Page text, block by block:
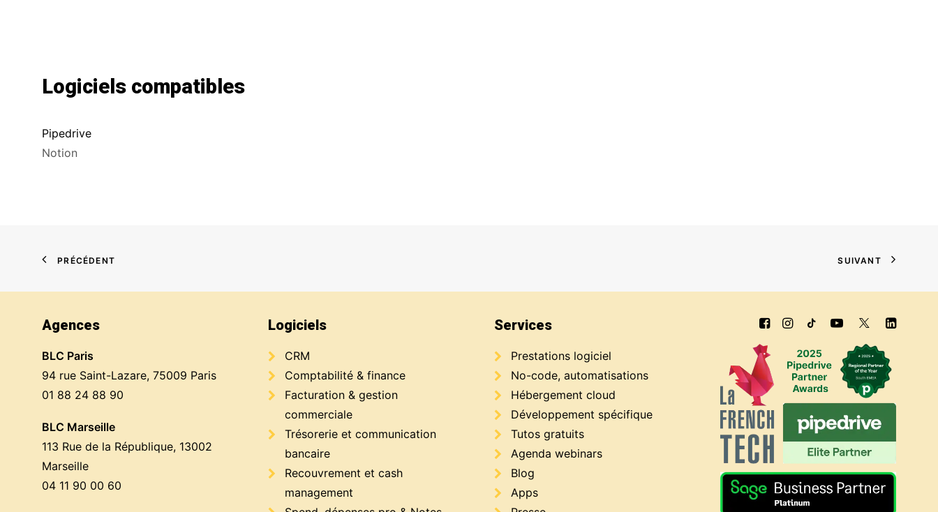
Logiciels compatibles
Pipedrive
Notion
PRÉCÉDENT SUIVANT
Agences
BLC Paris
94 rue Saint-Lazare, 75009 Paris
01 88 24 88 90
BLC Marseille
113 Rue de la République, 13002
Marseille
04 11 90 00 60
Logiciels
CRM
Comptabilité & finance
Facturation & gestion
commerciale
Trésorerie et communication
bancaire
Recouvrement et cash
management
Services
Prestations logiciel
No-code, automatisations
Hébergement cloud
Développement spécifique
Tutos gratuits
Agenda webinars
Blog
Apps